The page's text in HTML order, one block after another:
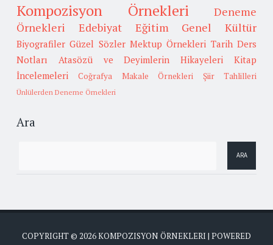
Kompozisyon Örnekleri
Deneme
Örnekleri
Edebiyat Eğitim Genel Kültür
Biyografiler Güzel Sözler Mektup Örnekleri Tarih Ders
Notları
Atasözü ve Deyimlerin Hikayeleri
Kitap
İncelemeleri
Coğrafya Makale Örnekleri Şiir Tahlilleri
Ünlülerden Deneme Örnekleri
Ara
COPYRIGHT © 2026KOMPOZISYON ÖRNEKLERI | POWERED